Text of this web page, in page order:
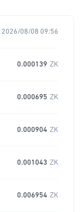
2026/08/08 09:56
0.000139 ZK
0.000695 ZK
0.000904 ZK
0.001043 ZK
0.006954 ZK